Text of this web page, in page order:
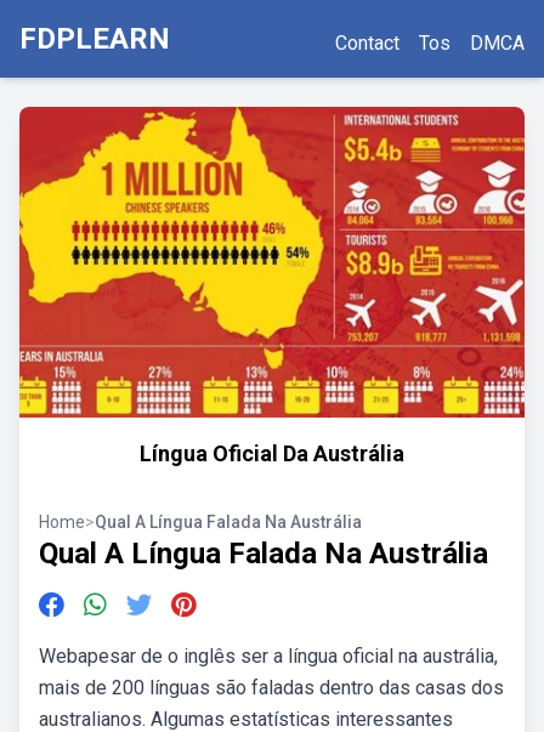
FDPLEARN Contact Tos DMCA
Língua Oficial Da Austrália
Home>Qual A Língua Falada Na Austrália
Qual A Língua Falada Na Austrália
Webapesar de o inglês ser a língua oficial na austrália,
mais de 200 línguas são faladas dentro das casas dos
australianos. Algumas estatísticas interessantes